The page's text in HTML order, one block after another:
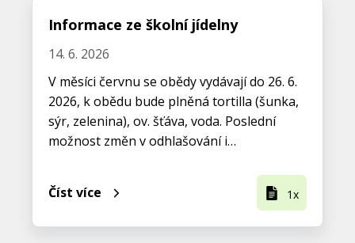
Informace ze školní jídelny
14. 6. 2026
V měsíci červnu se obědy vydávají do 26. 6.
2026, k obědu bude plněná tortilla (šunka,
sýr, zelenina), ov. šťáva, voda. Poslední
možnost změn v odhlašování i…
Číst více 1x